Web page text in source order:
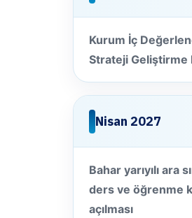
Kurum İç
Strateji Geliştirme
Nisan 2027
Bahar yarıyılı ara
ders ve öğrenme
açılması